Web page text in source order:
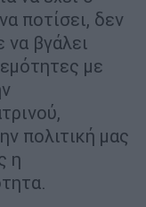
ποτίσει, δεν
να βγάλει
με
πολιτική μας
η